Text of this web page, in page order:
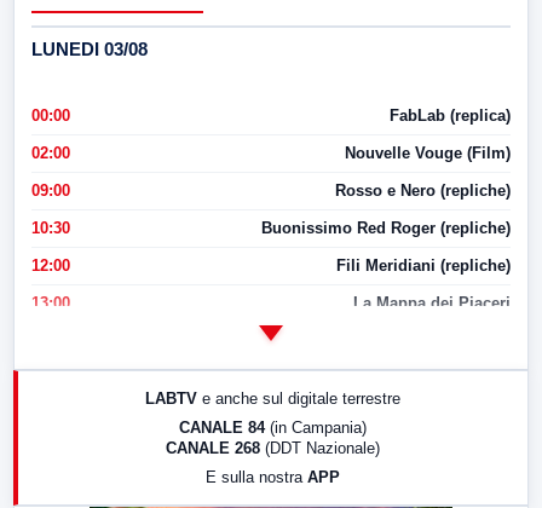
LUNEDI 03/08
00:00 FabLab (replica)
02:00 Nouvelle Vouge (Film)
09:00 Rosso e Nero (repliche)
10:30 Buonissimo Red Roger (repliche)
12:00 Fili Meridiani (repliche)
13:00 La Mappa dei Piaceri
LABTV e anche sul digitale terrestre
CANALE 84 (in Campania)
CANALE 268 (DDT Nazionale)
E sulla nostra APP